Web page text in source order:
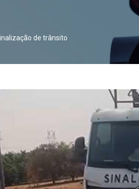
de trânsito